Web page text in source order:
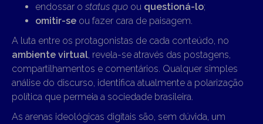
endossar o status quo ou questioná-lo;
omitir-se ou fazer cara de paisagem.
A luta entre os protagonistas de cada conteúdo, no
ambiente virtual, revela-se através das postagens,
compartilhamentos e comentários. Qualquer simples
análise do discurso, identifica atualmente a polarização
política que permeia a sociedade brasileira.
As arenas ideológicas digitais são, sem dúvida, um